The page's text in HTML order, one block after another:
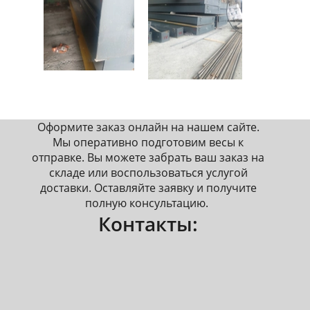
Оформите заказ онлайн на нашем сайте.
Мы оперативно подготовим весы к
отправке. Вы можете забрать ваш заказ на
складе или воспользоваться услугой
доставки. Оставляйте заявку и получите
полную консультацию.
Контакты: